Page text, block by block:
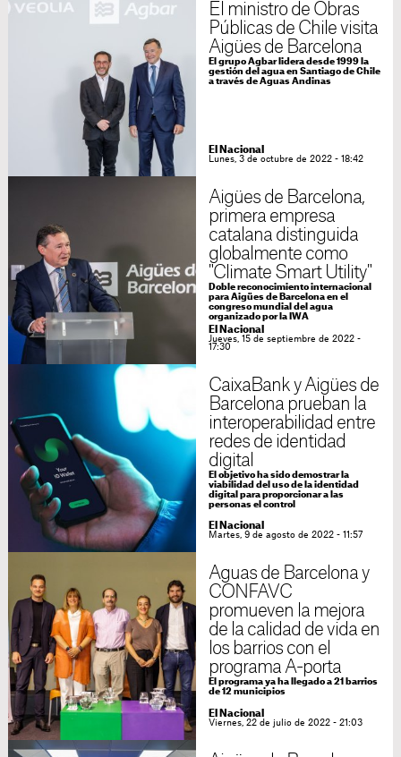
El ministro de Obras
Públicas de Chile visita
Aigües de Barcelona
El grupo Agbar lidera desde 1999 la
gestión del agua en Santiago de Chile
a través de Aguas Andinas
El Nacional
Lunes, 3 de octubre de 2022 - 18:42
Aigües de Barcelona,
primera empresa
catalana distinguida
globalmente como
"Climate Smart Utility"
Doble reconocimiento internacional
para Aigües de Barcelona en el
congreso mundial del agua
organizado por la IWA
El Nacional
Jueves, 15 de septiembre de 2022 -
17:30
CaixaBank y Aigües de
Barcelona prueban la
interoperabilidad entre
redes de identidad
digital
El objetivo ha sido demostrar la
viabilidad del uso de la identidad
digital para proporcionar a las
personas el control
El Nacional
Martes, 9 de agosto de 2022 - 11:57
Aguas de Barcelona y
CONFAVC
promueven la mejora
de la calidad de vida en
los barrios con el
programa A-porta
El programa ya ha llegado a 21 barrios
de 12 municipios
El Nacional
Viernes, 22 de julio de 2022 - 21:03